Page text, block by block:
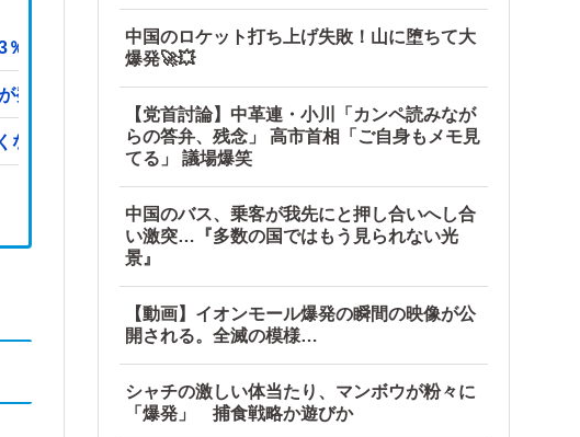
発覚…（ブルブル」＝韓国の反応
なかった」と主張しており……他
中国のロケット打ち上げ失敗！山に堕ちて大
爆発🚀💥
【党首討論】中革連・小川「カンペ読みなが
らの答弁、残念」 高市首相「ご自身もメモ見
てる」 議場爆笑
中国のバス、乗客が我先にと押し合いへし合
い激突…『多数の国ではもう見られない光
景』
【動画】イオンモール爆発の瞬間の映像が公
開される。全滅の模様…
シャチの激しい体当たり、マンボウが粉々に
「爆発」 捕食戦略か遊びか